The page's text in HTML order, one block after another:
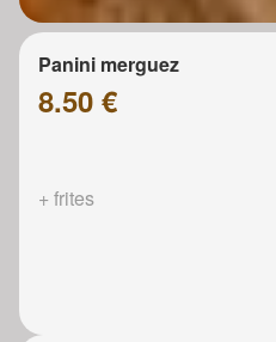
Panini merguez
8.50 €
+ frites